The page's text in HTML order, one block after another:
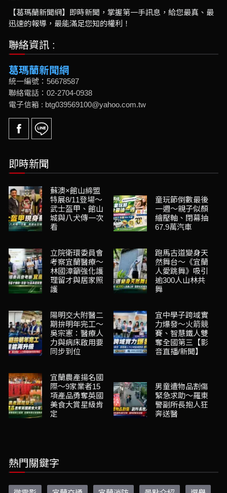
【葛瑪蘭新聞網】即時新聞，掌握第一手訊息，給您最真、最
迅速的報導，最能滿足您知的權利！
聯絡資訊 :
葛瑪蘭新聞網
統一編號：56678587
聯絡電話：02-2704-0938
電子信箱 : btg039569100@yahoo.com.tw
即時新聞
蘇澳×館山締盟
特展8/11登場～
武士盔甲、館山
城與八犬傳一次
看
童玩節倒數最後
一週～親子似顏
繪壓軸、閉幕抽
67.9萬汽車
立院衛環委員會
考察宜蘭醫療～
林國漳籲強化護
理留才與居家照
護
跑馬古道變身天
然舞台～《宜蘭
人愛跳舞》吸引
逾300人山林共
舞
陽明交大附醫二
期拚明年完工～
吳宗憲：醫療人
力與病床啟用要
同步到位
宜中學子跨域實
力爆發～火箭競
賽、智慧鐵人雙
奪全國第三【影
音直播/新聞】
宜蘭農產揚名國
際～9家業者15
項產品勇奪英國
美食大賞星級肯
定
男童遭物品割傷
緊急求助～羅東
警副所長抱人狂
奔送醫
熱門關鍵字